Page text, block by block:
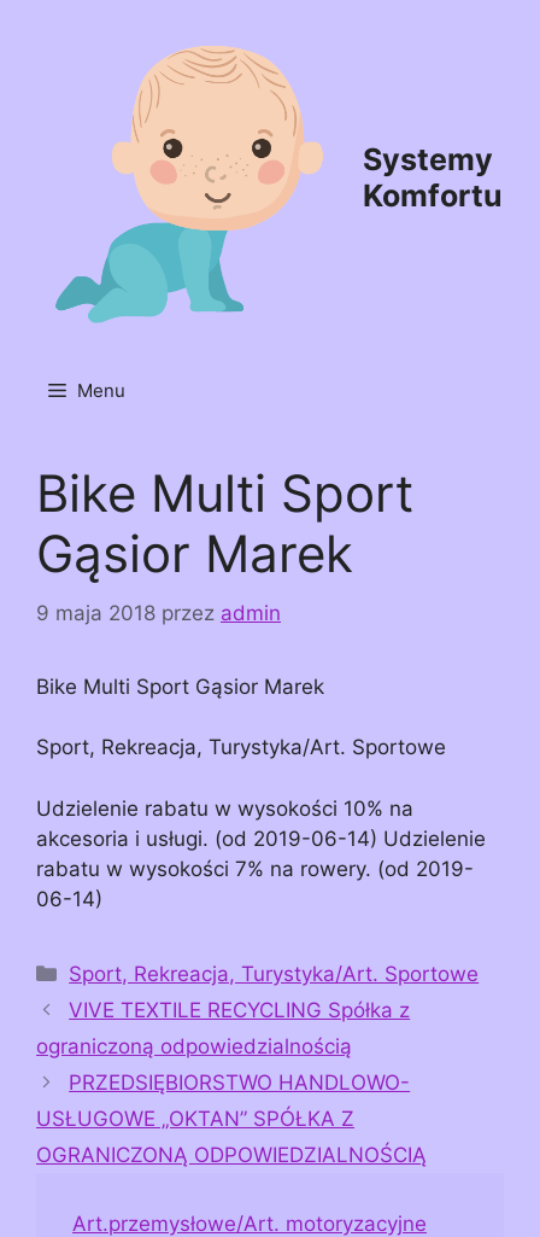
Systemy
Komfortu
Menu
Bike Multi Sport
Gąsior Marek
9 maja 2018 przez admin
Bike Multi Sport Gąsior Marek
Sport, Rekreacja, Turystyka/Art. Sportowe
Udzielenie rabatu w wysokości 10% na
akcesoria i usługi. (od 2019-06-14) Udzielenie
rabatu w wysokości 7% na rowery. (od 2019-
06-14)
Kategorie
Sport, Rekreacja, Turystyka/Art. Sportowe
VIVE TEXTILE RECYCLING Spółka z
ograniczoną odpowiedzialnością
PRZEDSIĘBIORSTWO HANDLOWO-
USŁUGOWE „OKTAN” SPÓŁKA Z
OGRANICZONĄ ODPOWIEDZIALNOŚCIĄ
Art.przemysłowe/Art. motoryzacyjne